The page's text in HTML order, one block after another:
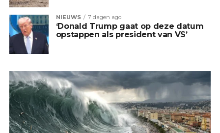
NIEUWS 7 dagen ago
‘Donald Trump gaat op deze datum
opstappen als president van VS’